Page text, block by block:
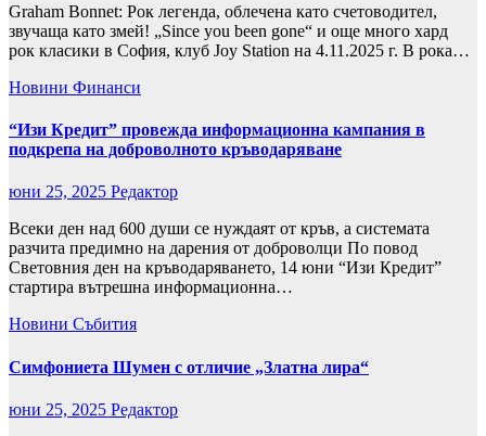
Graham Bonnet: Рок легенда, облечена като счетоводител,
звучаща като змей! „Since you been gone“ и още много хард
рок класики в София, клуб Joy Station на 4.11.2025 г. В рока…
Новини Финанси
“Изи Кредит” провежда информационна кампания в
подкрепа на доброволното кръводаряване
юни 25, 2025 Редактор
Всеки ден над 600 души се нуждаят от кръв, а системата
разчита предимно на дарения от доброволци По повод
Световния ден на кръводаряването, 14 юни “Изи Кредит”
стартира вътрешна информационна…
Новини Събития
Симфониета Шумен с отличие „Златна лира“
юни 25, 2025 Редактор